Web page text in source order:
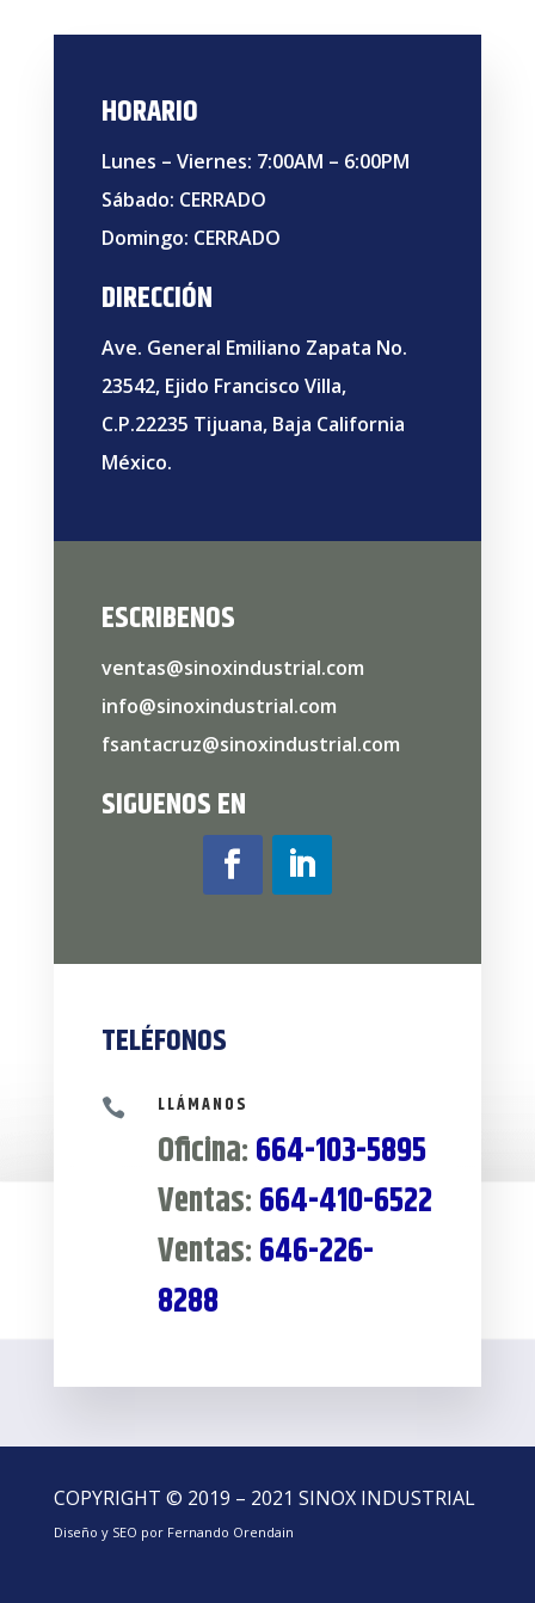
HORARIO
Lunes – Viernes: 7:00AM – 6:00PM
Sábado: CERRADO
Domingo: CERRADO
DIRECCIÓN
Ave. General Emiliano Zapata No.
23542, Ejido Francisco Villa,
C.P.22235 Tijuana, Baja California
México.
ESCRIBENOS
ventas@sinoxindustrial.com
info@sinoxindustrial.com
fsantacruz@sinoxindustrial.com
SIGUENOS EN
TELÉFONOS
 LLÁMANOS
Oficina:664-103-5895
Ventas:664-410-6522
Ventas:646-226-
8288
COPYRIGHT © 2019 – 2021 SINOX INDUSTRIAL
Diseño y SEO por Fernando Orendain